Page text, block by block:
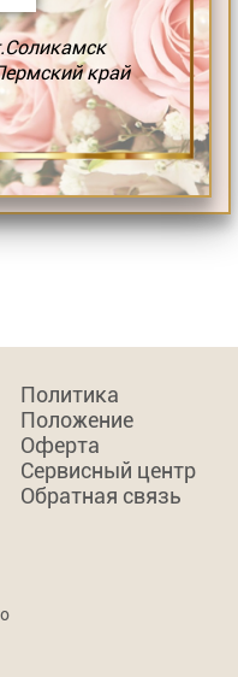
край
Политика
Положение
Оферта
Сервисный центр
Обратная связь